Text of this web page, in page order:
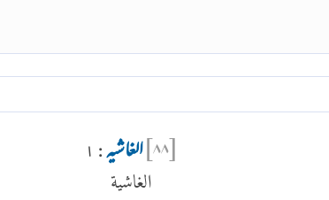
[۸۸]الغاشیہ : ۱
الغاشية